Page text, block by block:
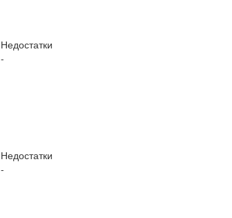
Недостатки
-
Недостатки
-